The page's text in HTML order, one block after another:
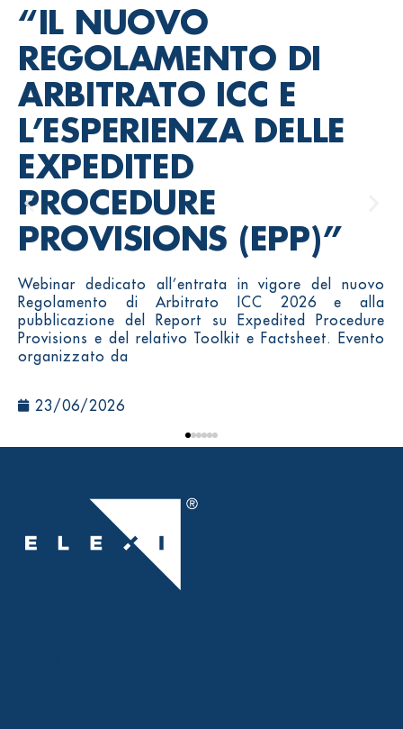
“IL NUOVO
REGOLAMENTO DI
ARBITRATO ICC E
L’ESPERIENZA DELLE
EXPEDITED
PROCEDURE
PROVISIONS (EPP)”
Webinar dedicato all’entrata in vigore del nuovo
Regolamento di Arbitrato ICC 2026 e alla
pubblicazione del Report su Expedited Procedure
Provisions e del relativo Toolkit e Factsheet. Evento
organizzato da
23/06/2026